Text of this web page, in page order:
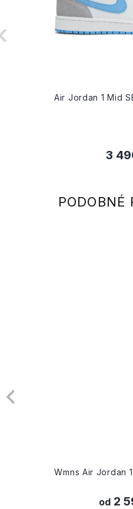
Air Jordan 1 Mid
3
Wmns Air Jordan 1 Mid
2 590